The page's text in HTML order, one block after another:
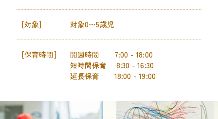
[対象] 対象0〜5歳児
[保育時間] 開園時間 7:00 - 18:00
短時間保育 8:30 - 16:30
延長保育 18:00 - 19:00